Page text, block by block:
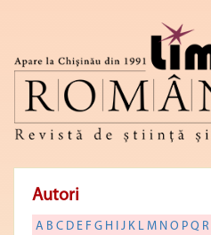
Autori
A B C D E F G H I J K L M N O P Q R